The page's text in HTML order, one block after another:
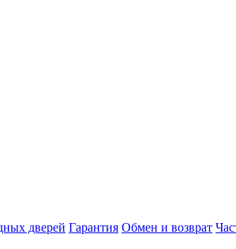
дверей Гарантия Обмен и возврат